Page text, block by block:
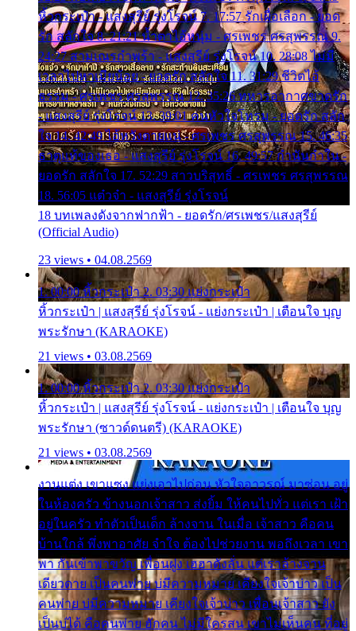
หิ้วกระเป๋า - แสงสุรีย์ รุ่งโรจน์ 7. 17:57 รักเผื่อเลือก - ยอด
รัก สลักใจ 8. 21:21 น้ำตาไอ้หนุ่ม - ศรเพชร ศรสุพรรณ 9.
24:27 สามเณรกำพร้า - แสงสุรีย์ รุ่งโรจน์ 10. 28:08 ไม่มี
เวลาไปหาเมียน้อย - ยอดรัก สลักใจ 11. 31:29 ชีวิตไอ้
ธรรม - ศรเพชร ศรสุพรรณ 12. 35:26 ทหารอากาศขาดรัก
- แสงสุรีย์ รุ่งโรจน์ 13. 39:01 คนหัวใจโทรม - ยอดรัก สลัก
ใจ 14. 42:49 ไอ้หวังตายแน่ - ศรเพชร ศรสุพรรณ 15. 46:35
ธาตุแท้ของเธอ - แสงสุรีย์ รุ่งโรจน์ 16. 49:57 กำนันกำใน -
ยอดรัก สลักใจ 17. 52:29 สาวบริสุทธิ์ - ศรเพชร ศรสุพรรณ
18. 56:05 แต๋วจ๋า - แสงสุรีย์ รุ่งโรจน์
18 บทเพลงดังจากฟากฟ้า - ยอดรัก/ศรเพชร/แสงสุรีย์
(Official Audio)
23 views • 04.08.2569
1. 00:00 หิ้วกระเป๋า 2. 03:30 แย่งกระเป๋า
หิ้วกระเป๋า | แสงสุรีย์ รุ่งโรจน์ - แย่งกระเป๋า | เตือนใจ บุญ
พระรักษา (KARAOKE)
21 views • 03.08.2569
1. 00:00 หิ้วกระเป๋า 2. 03:30 แย่งกระเป๋า
หิ้วกระเป๋า | แสงสุรีย์ รุ่งโรจน์ - แย่งกระเป๋า | เตือนใจ บุญ
พระรักษา (ซาวด์ดนตรี) (KARAOKE)
21 views • 03.08.2569
งานแต่ง เขาแซง แย่งเอาไปก่อน หัวใจอาวรณ์ มาซ่อน อยู่
ในห้องครัว ข้างนอกเจ้าสาว ส่งยิ้ม ให้คนไปทั่ว แต่เรา เฝ้า
อยู่ในครัว ทำตัวเป็นเด็ก ล้างจาน ในเมื่อ เจ้าสาว คือคน
บ้านใกล้ พึ่งพาอาศัย จำใจ ต้องไปช่วยงาน พอถึงเวลา เขา
พา กันเข้าพาขวัญ เพื่อนฝูง เฮฮาดังลั่น แต่เราล้างจาน
เดียวดาย เป็นคนพ่าย บ่มีความหมาย เคียงใจเจ้าบ่าว เป็น
คนพ่าย บ่มีความหมาย เคียงใจเจ้าบ่าว เพื่อนเจ้าสาว ยัง
เป็นบ่ได้ คือคนพ่าย ฮักคน ไม่มีใครสน เขาไม่เห็นคน ที่อยู่